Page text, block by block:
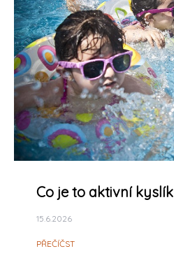
Co je to aktivní kyslík
15.6.2026
PŘEČÍČST